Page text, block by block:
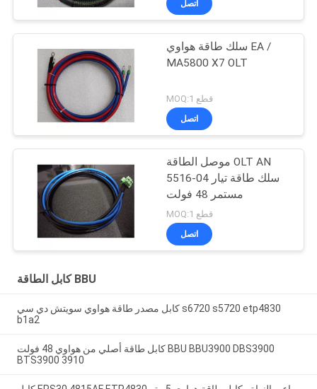
اتصل
سلك طاقة هواوي EA /
MA5800 X7 OLT
MOQ:1 قطع
اتصل
موصل الطاقة OLT AN
5516-04 سلك طاقة تيار
مستمر 48 فولت
MOQ:1 قطع
اتصل
كابل الطاقة BBU
كابل مصدر طاقة هواوي سويتش دي سي s6720 s5720 etp4830
b1a2
كابل طاقة أصلي من هواوي 48 فولت BBU BBU3900 DBS3900
BTS3900 3910